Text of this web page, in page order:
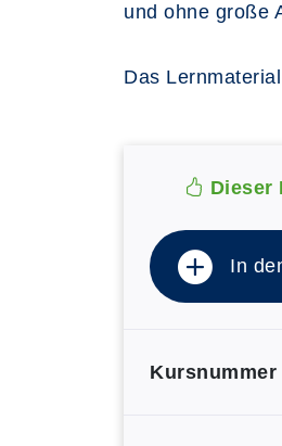
und ohne große
Das
Dieser
In
Kursnummer